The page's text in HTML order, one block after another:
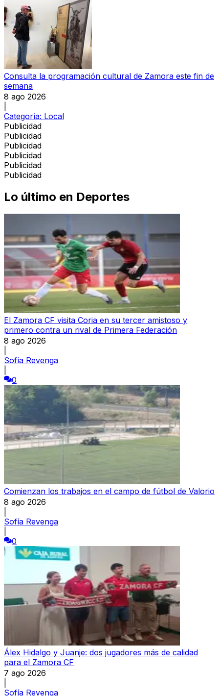
Consulta la programación cultural de Zamora este fin de
semana
8 ago 2026
Categoría: Local
Publicidad
Publicidad
Publicidad
Publicidad
Publicidad
Publicidad
Lo último en Deportes
El Zamora CF visita Coria en su tercer amistoso y
primero contra un rival de Primera Federación
8 ago 2026
Sofía Revenga
0
Comienzan los trabajos en el campo de fútbol de Valorio
8 ago 2026
Sofía Revenga
0
Álex Hidalgo y Juanje: dos jugadores más de calidad
para el Zamora CF
7 ago 2026
Sofía Revenga